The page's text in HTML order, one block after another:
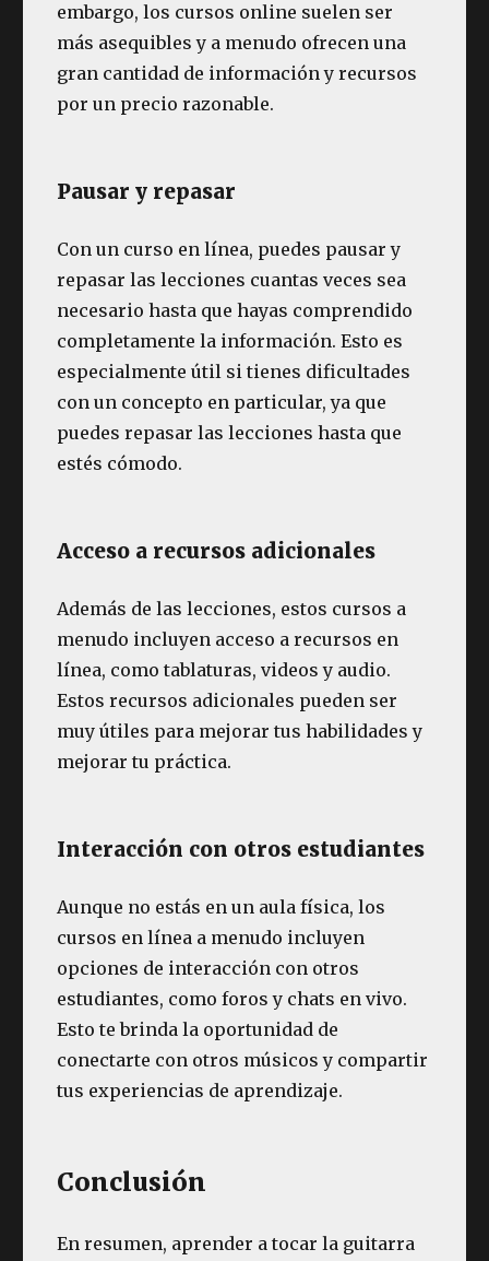
embargo, los cursos online suelen ser
más asequibles y a menudo ofrecen una
gran cantidad de información y recursos
por un precio razonable.
Pausar y repasar
Con un curso en línea, puedes pausar y
repasar las lecciones cuantas veces sea
necesario hasta que hayas comprendido
completamente la información. Esto es
especialmente útil si tienes dificultades
con un concepto en particular, ya que
puedes repasar las lecciones hasta que
estés cómodo.
Acceso a recursos adicionales
Además de las lecciones, estos cursos a
menudo incluyen acceso a recursos en
línea, como tablaturas, videos y audio.
Estos recursos adicionales pueden ser
muy útiles para mejorar tus habilidades y
mejorar tu práctica.
Interacción con otros estudiantes
Aunque no estás en un aula física, los
cursos en línea a menudo incluyen
opciones de interacción con otros
estudiantes, como foros y chats en vivo.
Esto te brinda la oportunidad de
conectarte con otros músicos y compartir
tus experiencias de aprendizaje.
Conclusión
En resumen, aprender a tocar la guitarra